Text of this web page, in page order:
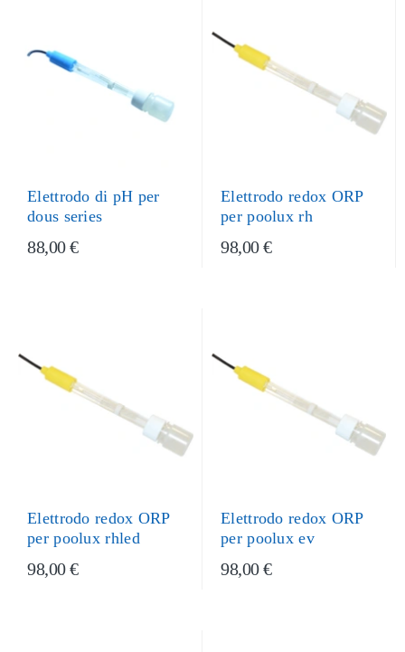
Elettrodo di pH per
dous series
88,00 €
Elettrodo redox ORP
per poolux rh
98,00 €
Elettrodo redox ORP
per poolux rhled
98,00 €
Elettrodo redox ORP
per poolux ev
98,00 €